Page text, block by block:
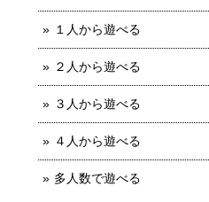
１人から遊べる
２人から遊べる
３人から遊べる
４人から遊べる
多人数で遊べる